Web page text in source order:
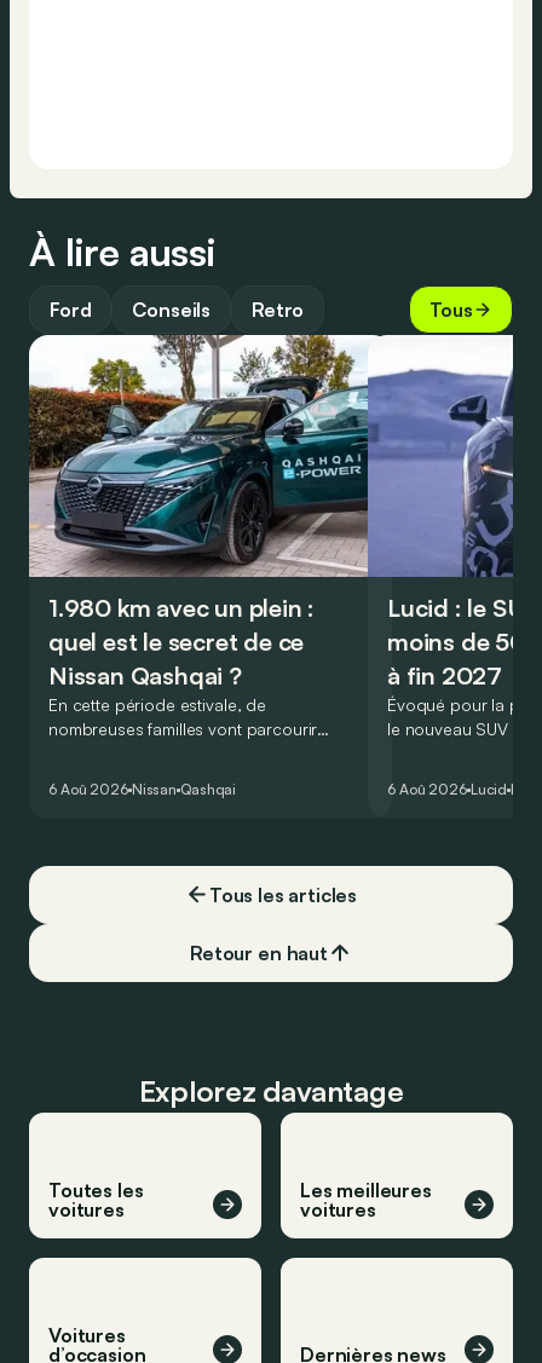
À lire aussi
Ford Conseils Retro Tous
1.980 km avec un plein :
quel est le secret de ce
Nissan Qashqai ?
En cette période estivale, de
nombreuses familles vont parcourir
Qashqai e-Power, il serait possible de
6 Aoû 2026 Nissan Qashqai
Lucid : le
moins de
à fin 2027
Évoqué pour la
le nouveau SUV
l’année 2026.
6 Aoû 2026 Lucid
Tous les articles
Retour en haut
Explorez davantage
Toutes les
voitures
Les meilleures
voitures
Voitures
d’occasion
Dernières news